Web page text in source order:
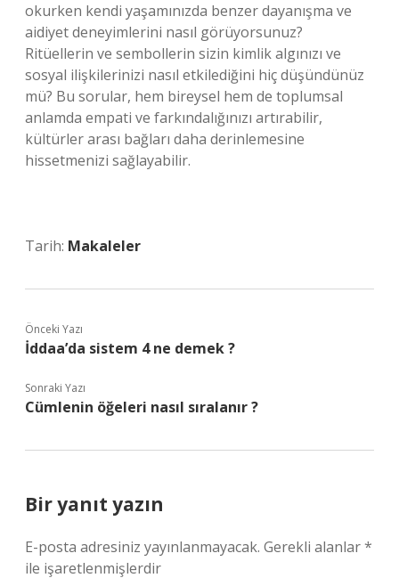
okurken kendi yaşamınızda benzer dayanışma ve
aidiyet deneyimlerini nasıl görüyorsunuz?
Ritüellerin ve sembollerin sizin kimlik algınızı ve
sosyal ilişkilerinizi nasıl etkilediğini hiç düşündünüz
mü? Bu sorular, hem bireysel hem de toplumsal
anlamda empati ve farkındalığınızı artırabilir,
kültürler arası bağları daha derinlemesine
hissetmenizi sağlayabilir.
Tarih: Makaleler
Önceki Yazı
İddaa’da sistem 4 ne demek ?
Sonraki Yazı
Cümlenin öğeleri nasıl sıralanır ?
Bir yanıt yazın
E-posta adresiniz yayınlanmayacak. Gerekli alanlar*
ile işaretlenmişlerdir